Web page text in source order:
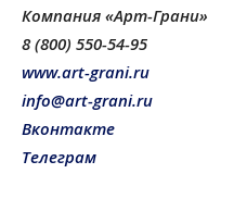
Компания «Арт-Грани»
8 (800) 550-54-95
www.art-grani.ru
info@art-grani.ru
Вконтакте
Телеграм